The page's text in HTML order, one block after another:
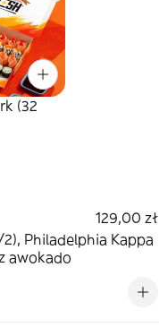
(32
129,00 zł
awokado